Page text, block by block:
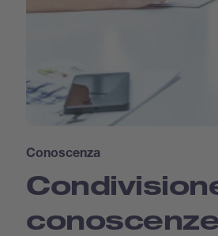
Conoscenza